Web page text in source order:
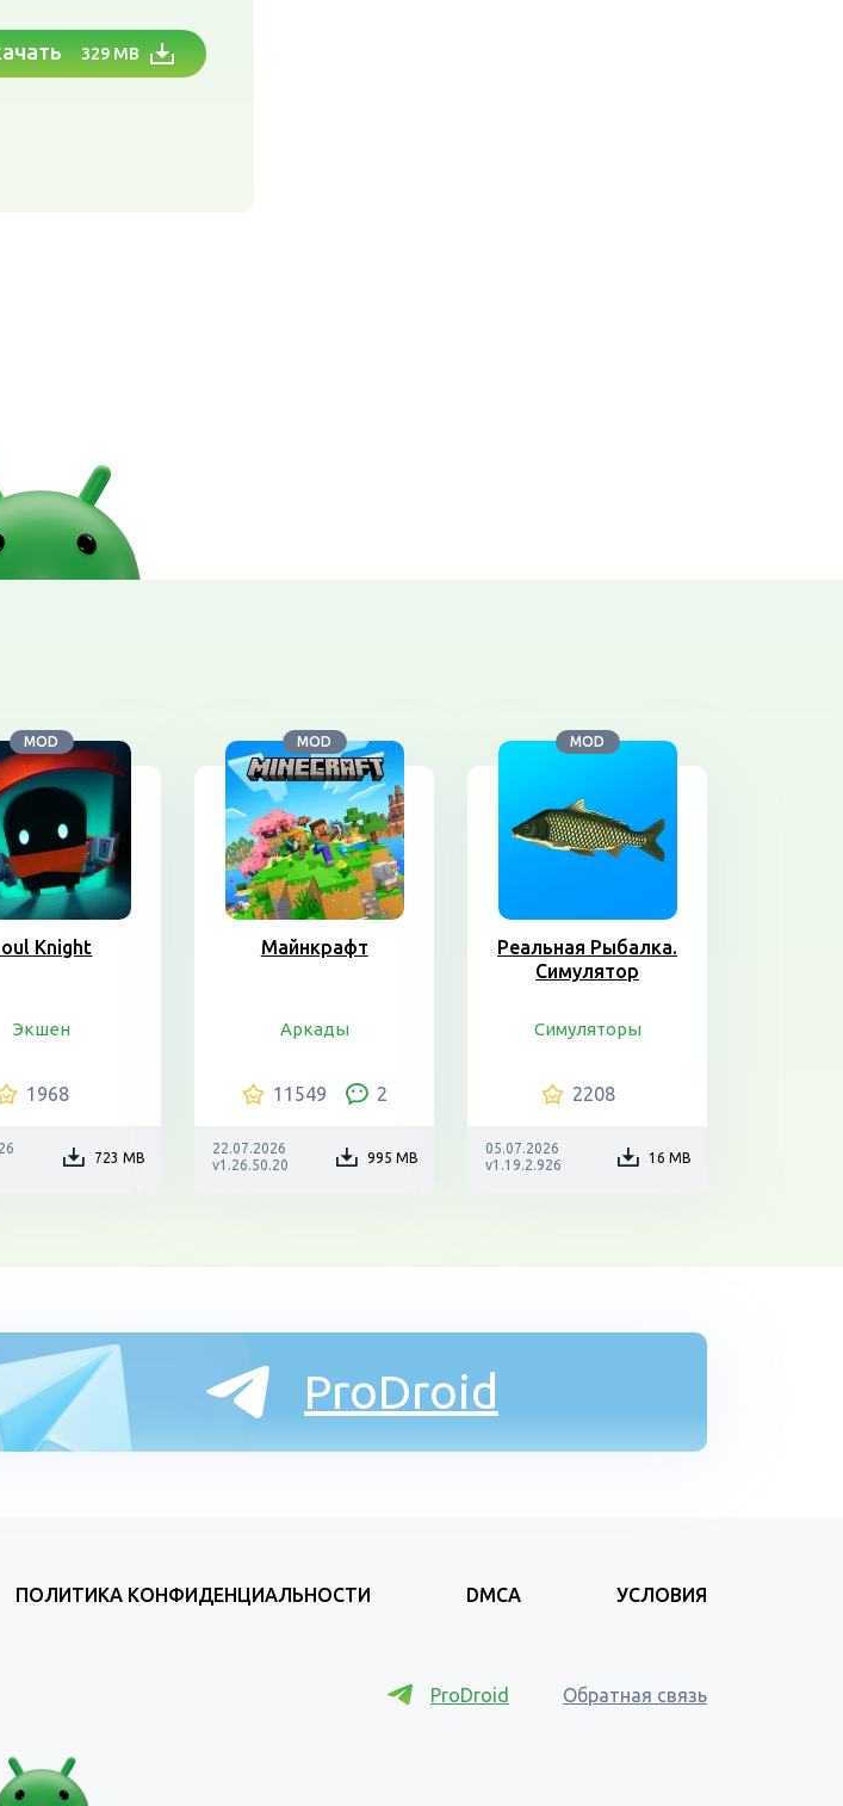
329 MB
MOD
Knight
Экшен
1968
723 MB
MOD
Майнкрафт
Аркады
11549 2
22.07.2026
v1.26.50.20
995 MB
MOD
Реальная Рыбалка.
Симулятор
Симуляторы
2208
05.07.2026
v1.19.2.926
16 MB
ProDroid
ПОЛИТИКА КОНФИДЕНЦИАЛЬНОСТИ DMCA УСЛОВИЯ
ProDroid Обратная связь